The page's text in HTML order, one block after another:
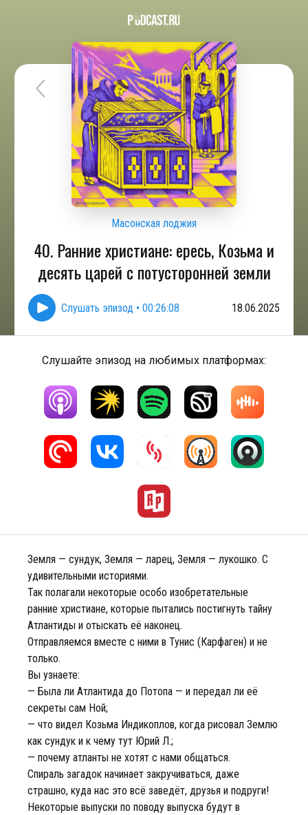
Масонская лоджия
40. Ранние христиане: ересь, Козьма и
десять царей с потусторонней земли
Слушать эпизод • 00:26:08 18.06.2025
Слушайте эпизод на любимых платформах:
Земля — сундук, Земля — ларец, Земля — лукошко. С
удивительными историями.
Так полагали некоторые особо изобретательные
ранние христиане, которые пытались постигнуть тайну
Атлантиды и отыскать её наконец.
Отправляемся вместе с ними в Тунис (Карфаген) и не
только.
Вы узнаете:
— Была ли Атлантида до Потопа — и передал ли её
секреты сам Ной;
— что видел Козьма Индикоплов, когда рисовал Землю
как сундук и к чему тут Юрий Л.;
— почему атланты не хотят с нами общаться.
Спираль загадок начинает закручиваться, даже
страшно, куда нас это всё заведёт, друзья и подруги!
Некоторые выпуски по поводу выпуска будут в